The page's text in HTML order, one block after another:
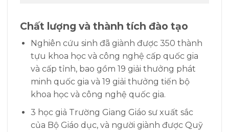
Chất lượng và thành tích đào tạo
Nghiên cứu sinh đã giành được 350 thành
tựu khoa học và công nghệ cấp quốc gia
và cấp tỉnh, bao gồm 19 giải thưởng phát
minh quốc gia và 19 giải thưởng tiến bộ
khoa học và công nghệ quốc gia.
3 học giả Trường Giang Giáo sư xuất sắc
của Bộ Giáo dục, và người giành được Quỹ